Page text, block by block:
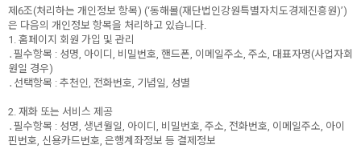
제6조(처리하는 개인정보 항목) (‘동해몰(재단법인강원특별자치도경제진흥원)’)
은 다음의 개인정보 항목을 처리하고 있습니다.
1. 홈페이지 회원 가입 및 관리
․필수항목 : 성명, 아이디, 비밀번호, 핸드폰, 이메일주소, 주소, 대표자명(사업자회
원일 경우)
․선택항목 : 추천인, 전화번호, 기념일, 성별
2. 재화 또는 서비스 제공
․필수항목 : 성명, 생년월일, 아이디, 비밀번호, 주소, 전화번호, 이메일주소, 아이
핀번호, 신용카드번호, 은행계좌정보 등 결제정보